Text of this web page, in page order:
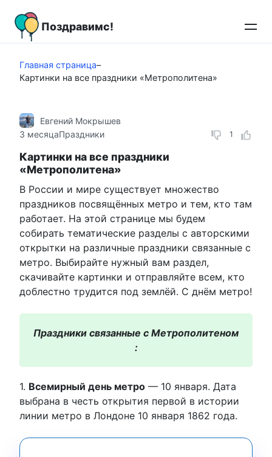
контенту
Поздравимс!
Главная страница–
Картинки на все праздники «Метрополитена»
1
Евгений Мокрышев
3 месяцаПраздники
Картинки на все праздники
«Метрополитена»
В России и мире существует множество
праздников посвящённых метро и тем, кто там
работает. На этой странице мы будем
собирать тематические разделы с авторскими
открытки на различные праздники связанные с
метро. Выбирайте нужный вам раздел,
скачивайте картинки и отправляйте всем, кто
доблестно трудится под землёй. С днём метро!
Праздники связанные с Метрополитеном
:
1. Всемирный день метро — 10 января. Дата
выбрана в честь открытия первой в истории
линии метро в Лондоне 10 января 1862 года.